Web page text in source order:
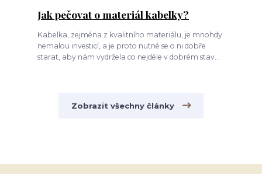
Jak pečovat o materiál kabelky?
Kabelka, zejména z kvalitního materiálu, je mnohdy
nemalou investicí, a je proto nutné se o ni dobře
starat, aby nám vydržela co nejdéle v dobrém stav...
Zobrazit všechny články